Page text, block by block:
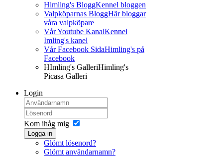
Himling's BloggKennel bloggen
Valpköparnas BloggHär bloggar
våra valpköpare
Vår Youtube KanalKennel
Imling's kanel
Vår Facebook SidaHimling's på
Facebook
HImling's GalleriHimling's
Picasa Galleri
Login
Kom ihåg mig
Logga in
Glömt lösenord?
Glömt användarnamn?